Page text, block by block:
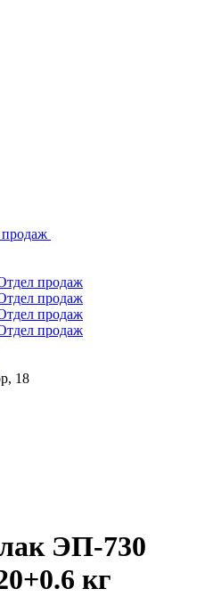
продаж
продаж
продаж
продаж
18
ЭП-730
кг